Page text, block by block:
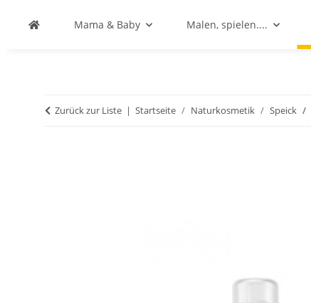
Mama & Baby Malen, spielen....
Zurück zur Liste Startseite Naturkosmetik Speick